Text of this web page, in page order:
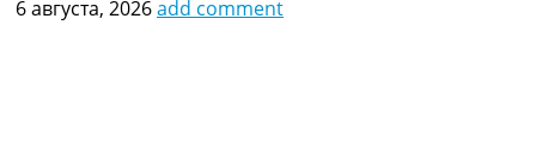
6 августа, 2026add comment